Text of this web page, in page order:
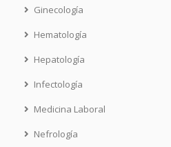
Ginecología
Hematología
Hepatología
Infectología
Medicina Laboral
Nefrología